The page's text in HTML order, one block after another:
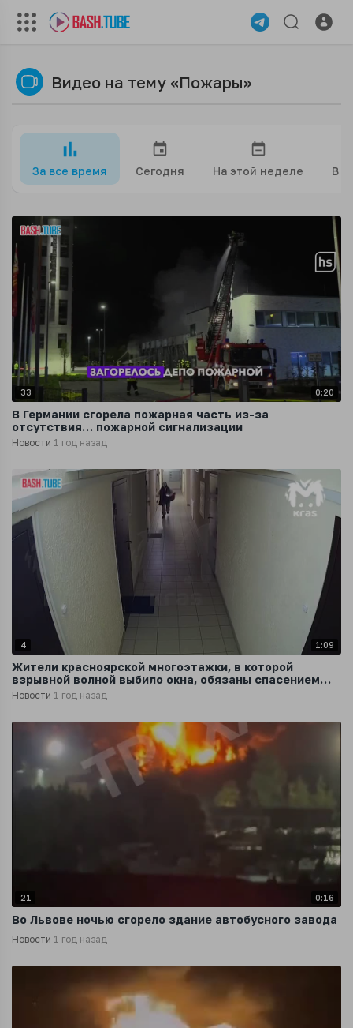
Видео на тему «Пожары»
За все время Сегодня На этой неделе В
33 0:20
В Германии сгорела пожарная часть из-за
отсутствия… пожарной сигнализации
Новости 1 год назад
4 1:09
Жители красноярской многоэтажки, в которой
взрывной волной выбило окна, обязаны спасением
этой девушке
Новости 1 год назад
21 0:16
Во Львове ночью сгорело здание автобусного завода
Новости 1 год назад